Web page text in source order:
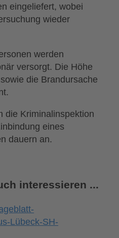
eingeliefert, wobei
wieder
werden
versorgt. Die Höhe
die Brandursache
die Kriminalinspektion
eines
dauern an.
interessieren ...